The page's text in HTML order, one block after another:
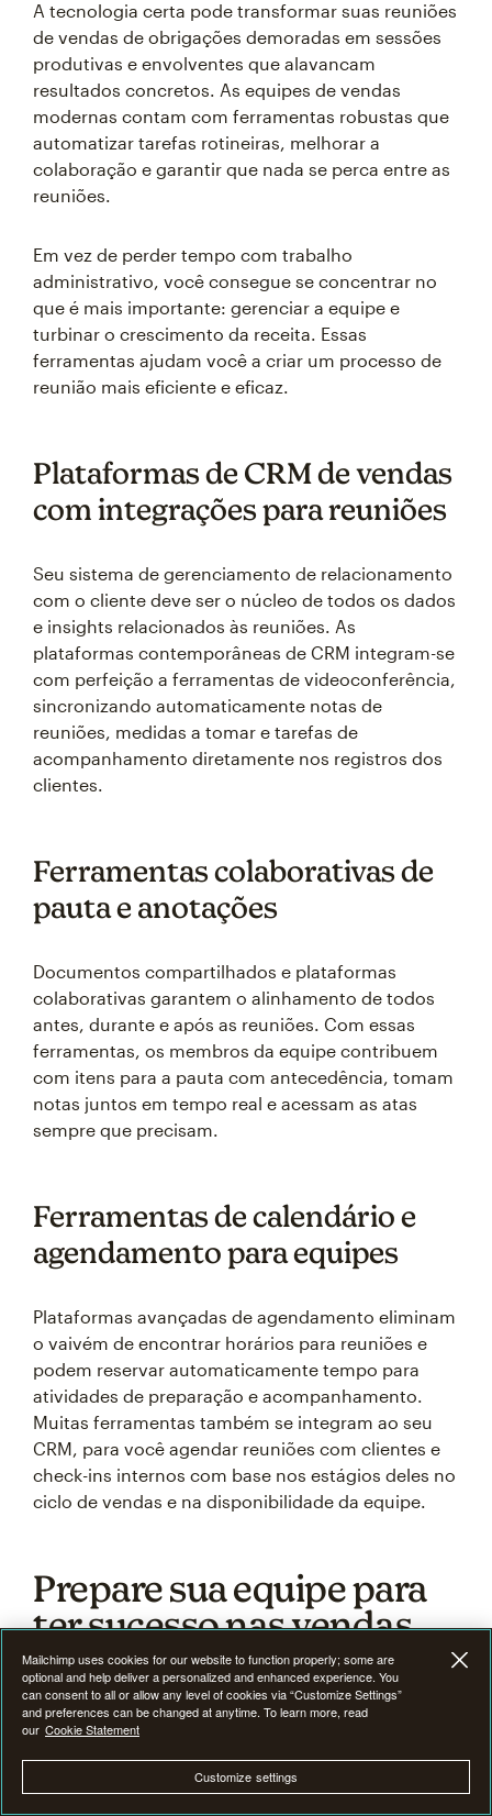
A tecnologia certa pode transformar suas reuniões
de vendas de obrigações demoradas em sessões
produtivas e envolventes que alavancam
resultados concretos. As equipes de vendas
modernas contam com ferramentas robustas que
automatizar tarefas rotineiras, melhorar a
colaboração e garantir que nada se perca entre as
reuniões.
Em vez de perder tempo com trabalho
administrativo, você consegue se concentrar no
que é mais importante: gerenciar a equipe e
turbinar o crescimento da receita. Essas
ferramentas ajudam você a criar um processo de
reunião mais eficiente e eficaz.
Plataformas de CRM de vendas
com integrações para reuniões
Seu sistema de gerenciamento de relacionamento
com o cliente deve ser o núcleo de todos os dados
e insights relacionados às reuniões. As
plataformas contemporâneas de CRM integram-se
com perfeição a ferramentas de videoconferência,
sincronizando automaticamente notas de
reuniões, medidas a tomar e tarefas de
acompanhamento diretamente nos registros dos
clientes.
Ferramentas colaborativas de
pauta e anotações
Documentos compartilhados e plataformas
colaborativas garantem o alinhamento de todos
antes, durante e após as reuniões. Com essas
ferramentas, os membros da equipe contribuem
com itens para a pauta com antecedência, tomam
notas juntos em tempo real e acessam as atas
sempre que precisam.
Ferramentas de calendário e
agendamento para equipes
Plataformas avançadas de agendamento eliminam
o vaivém de encontrar horários para reuniões e
podem reservar automaticamente tempo para
atividades de preparação e acompanhamento.
Muitas ferramentas também se integram ao seu
CRM, para você agendar reuniões com clientes e
check-ins internos com base nos estágios deles no
ciclo de vendas e na disponibilidade da equipe.
Prepare sua equipe para
ter sucesso nas vendas
Conduzir reuniões de vendas com eficácia é
apenas um passo para construir departamentos de
vendas de alto desempenho.
Para realmente maximizar seu sucesso em vendas,
Mailchimp uses cookies for our website to function properly; some are
optional and help deliver a personalized and enhanced experience. You
can consent to all or allow any level of cookies via “Customize Settings”
and preferences can be changed at anytime. To learn more, read
our Cookie Statement
Customize settings